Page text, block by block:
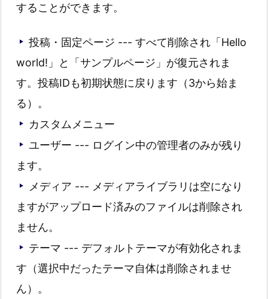
することができます。
投稿・固定ページ --- すべて削除され「Hello
world!」と「サンプルページ」が復元されま
す。投稿IDも初期状態に戻ります（3から始ま
る）。
カスタムメニュー
ユーザー --- ログイン中の管理者のみが残り
ます。
メディア --- メディアライブラリは空になり
ますがアップロード済みのファイルは削除され
ません。
テーマ --- デフォルトテーマが有効化されま
す（選択中だったテーマ自体は削除されませ
ん）。